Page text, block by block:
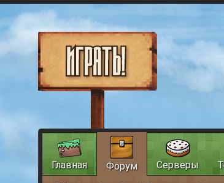
Главная Форум Серверы